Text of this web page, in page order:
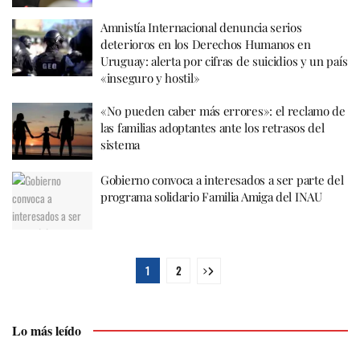
Amnistía Internacional denuncia serios
deterioros en los Derechos Humanos en
Uruguay: alerta por cifras de suicidios y un país
«inseguro y hostil»
«No pueden caber más errores»: el reclamo de
las familias adoptantes ante los retrasos del
sistema
Gobierno convoca a interesados a ser parte del
programa solidario Familia Amiga del INAU
1 2
Lo más leído